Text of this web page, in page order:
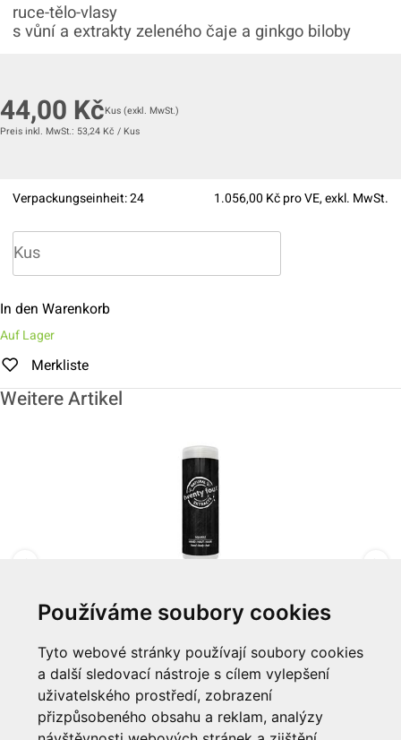
Používáme soubory cookies
Tyto webové stránky používají soubory cookies
a další sledovací nástroje s cílem vylepšení
uživatelského prostředí, zobrazení
přizpůsobeného obsahu a reklam, analýzy
ruce-tělo-vlasy
s vůní a extrakty zeleného čaje a ginkgo biloby
44,00 KčKus (exkl. MwSt.)
Preis inkl. MwSt.: 53,24 Kč / Kus
Verpackungseinheit:24 1.056,00 Kč pro VE, exkl. MwSt.
In den Warenkorb
Auf Lager
Merkliste
Weitere Artikel
3-in-1 300ml "SQUEEZ" Twenty Four
Zum Artikel
Informationen